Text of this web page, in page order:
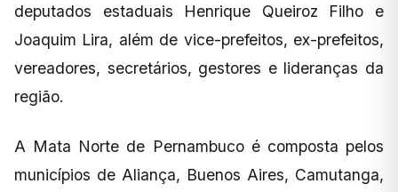
deputados estaduais Henrique Queiroz Filho e
Joaquim Lira, além de vice-prefeitos, ex-prefeitos,
vereadores, secretários, gestores e lideranças da
região.
A Mata Norte de Pernambuco é composta pelos
municípios de Aliança, Buenos Aires, Camutanga,